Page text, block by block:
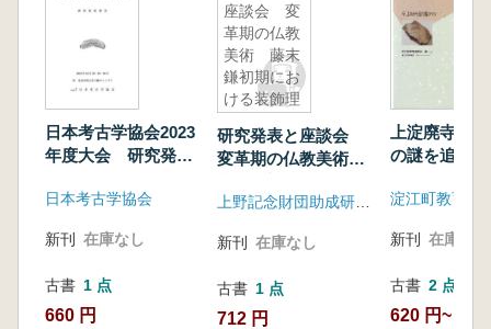
日本考古学協会2023
年度大会 研究発表
日本考古学協会
新刊 在庫なし
古書 1 点
660 円
座談会 変
革期の仏教
美術 藤末
鎌初期にお
ける装飾理
研究発表と座談会
変革期の仏教美術
装飾理念
新刊 在庫なし
古書 1 点
712 円
上淀廃寺
の謎を追う
淀江町教育委
新刊 在庫なし
古書 2 点
620 円~